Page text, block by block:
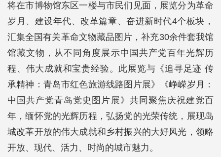
将在市博物馆东区一楼与市民们见面，展览分为革命
岁月、建设年代、改革篇章、奋进新时代4个板块，
汇集全国有关革命文物藏品图片，补充30余件套我馆
馆藏文物，从不同角度展示中国共产党百年光辉历
程、伟大成就和宝贵经验。此展览与《追寻足迹 传
承精神：青岛市红色旅游线路图片展》《峥嵘岁月：
中国共产党青岛党史图片展》共同聚焦庆祝建党百
年，缅怀党的光辉历程，弘扬党的光荣传统，展现岛
城改革开放的伟大成就和乡村振兴的大好风光，领略
开放、现代、活力、时尚的城市魅力。